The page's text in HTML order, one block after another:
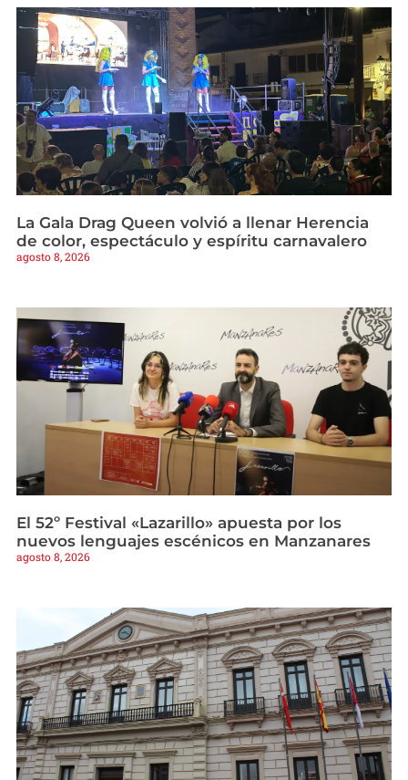
La Gala Drag Queen volvió a llenar Herencia
de color, espectáculo y espíritu carnavalero
agosto 8, 2026
El 52º Festival «Lazarillo» apuesta por los
nuevos lenguajes escénicos en Manzanares
agosto 8, 2026